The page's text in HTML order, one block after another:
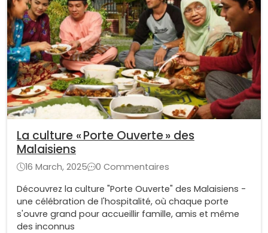
La culture « Porte Ouverte » des
Malaisiens
16 March, 2025
0 Commentaires
Découvrez la culture "Porte Ouverte" des Malaisiens -
une célébration de l'hospitalité, où chaque porte
s'ouvre grand pour accueillir famille, amis et même
des inconnus